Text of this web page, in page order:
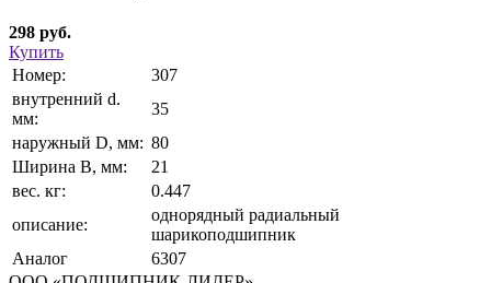
298 руб.
Купить
Номер:
307
внутренний d.
мм:
35
наружный D, мм: 80
Ширина В, мм:
21
вес. кг:
0.447
описание:
однорядный радиальный
шарикоподшипник
Аналог
6307